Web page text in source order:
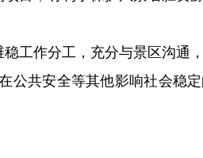
工作分工，充分与景区沟通
公共安全等其他影响社会稳